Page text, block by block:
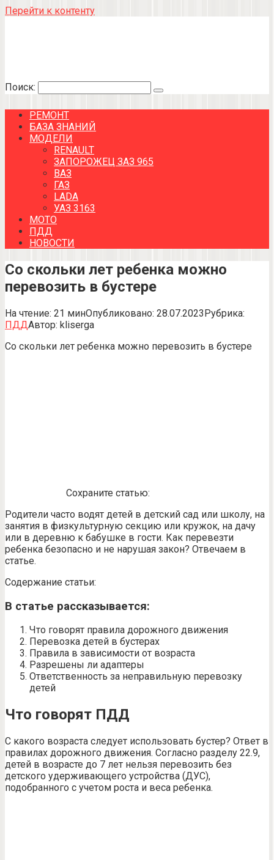
Перейти к контенту
Поиск:
РЕМОНТ
БАЗА ЗНАНИЙ
МОДЕЛИ
RENAULT
ЗАПОРОЖЕЦ ЗАЗ 965
ВАЗ
ГАЗ
LADA
УАЗ 3163
МОТО
ПДД
НОВОСТИ
Со скольки лет ребенка можно
перевозить в бустере
На чтение: 21 минОпубликовано: 28.07.2023Рубрика:
ПДДАвтор: kliserga
Со скольки лет ребенка можно перевозить в бустере
Сохраните статью:
Родители часто водят детей в детский сад или школу, на
занятия в физкультурную секцию или кружок, на дачу
или в деревню к бабушке в гости. Как перевезти
ребенка безопасно и не нарушая закон? Отвечаем в
статье.
Содержание статьи:
В статье рассказывается:
Что говорят правила дорожного движения
Перевозка детей в бустерах
Правила в зависимости от возраста
Разрешены ли адаптеры
Ответственность за неправильную перевозку
детей
Что говорят ПДД
С какого возраста следует использовать бустер? Ответ в
правилах дорожного движения. Согласно разделу 22.9,
детей в возрасте до 7 лет нельзя перевозить без
детского удерживающего устройства (ДУС),
подобранного с учетом роста и веса ребенка.